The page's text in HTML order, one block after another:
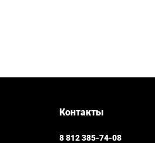
Контакты
8 812 385-74-08